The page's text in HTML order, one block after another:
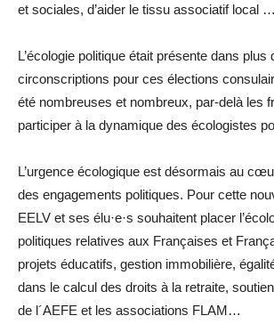
et sociales, d’aider le tissu associatif local …
L’écologie politique était présente dans plus
circonscriptions pour ces élections
été nombreuses et nombreux, par-delà les
participer à la dynamique des écologistes
L’urgence écologique est désormais au
des engagements politiques. Pour cette
EELV et ses élu·e·s souhaitent placer
politiques relatives aux Françaises et
projets éducatifs, gestion immobilière,
dans le calcul des droits à la retraite,
de l´AEFE et les associations FLAM…